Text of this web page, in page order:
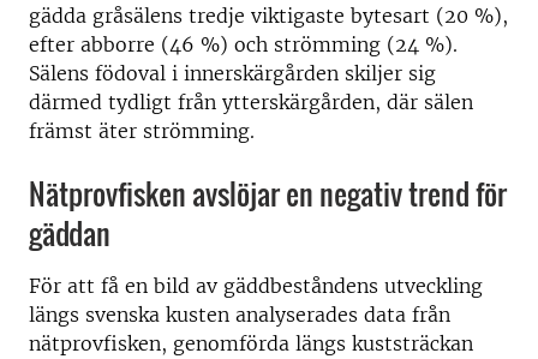
gädda gråsälens tredje viktigaste bytesart (20 %),
efter abborre (46 %) och strömming (24 %).
Sälens födoval i innerskärgården skiljer sig
därmed tydligt från ytterskärgården, där sälen
främst äter strömming.
Nätprovfisken avslöjar en negativ trend för
gäddan
För att få en bild av gäddbeståndens utveckling
längs svenska kusten analyserades data från
nätprovfisken, genomförda längs kuststräckan